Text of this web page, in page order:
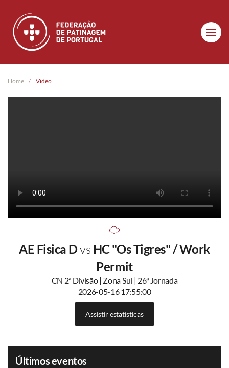
Skip to main content
Home Video
AE Fisica Dvs HC "Os Tigres" / Work
Permit
CN 2ª Divisão | Zona Sul | 26ª Jornada
2026-05-16 17:55:00
Assistir estatísticas
Últimos eventos